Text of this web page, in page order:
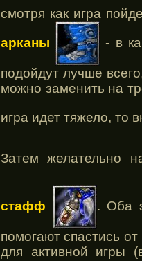
смотря как игра
арканы - в
подойдут лучше
можно заменить на
игра идет тяжело, то
Затем желательно
стафф . Оба
помогают спастись
для активной игры